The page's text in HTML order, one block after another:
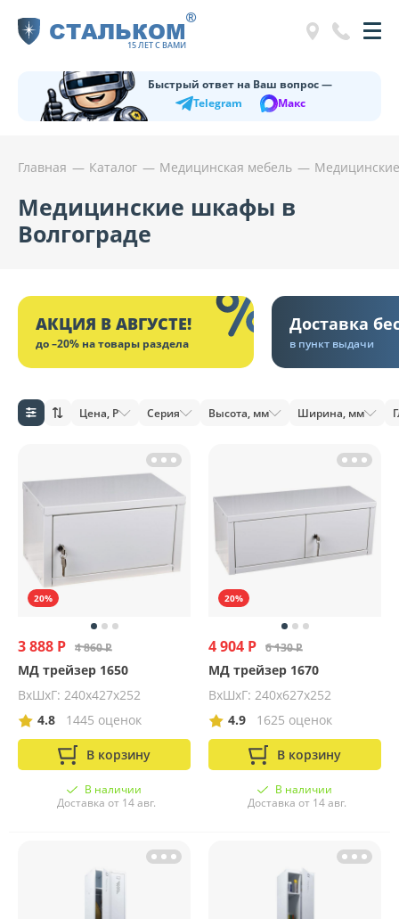
СТАЛЬКОМ
15 ЛЕТ С ВАМИ
®
Быстрый ответ на Ваш вопрос —
Telegram
Макс
Главная Каталог Медицинская мебель
Медицинские шкафы в
Волгограде
АКЦИЯ В АВГУСТЕ!
до –20% на товары раздела
Доставка
в пункт выдачи
Цена, Р Серия Высота, мм Ширина, мм
20%
3 888 Р 4 860 Р
МД трейзер 1650
ВхШхГ: 240х427х252
4.8
1445 оценок
В корзину
В наличии
Доставка от 14 авг.
20%
4 904 Р 6 130 Р
МД трейзер 1670
ВхШхГ: 240х627х252
4.9
1625 оценок
В корзину
В наличии
Доставка от 14 авг.